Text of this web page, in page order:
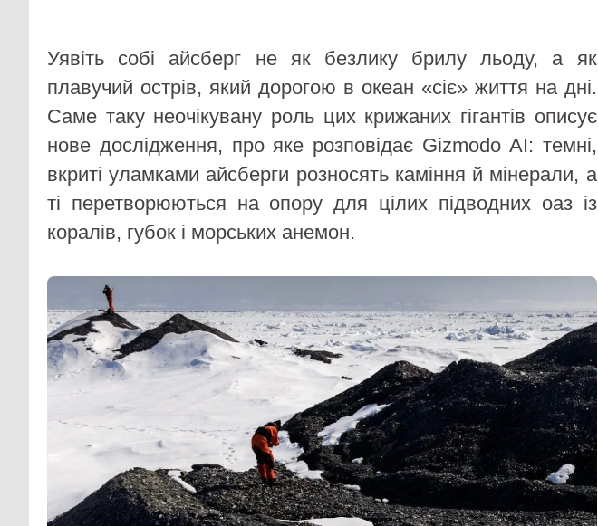
Уявіть собі айсберг не як безлику брилу льоду, а як
плавучий острів, який дорогою в океан «сіє» життя на дні.
Саме таку неочікувану роль цих крижаних гігантів описує
нове дослідження, про яке розповідає Gizmodo AI: темні,
вкриті уламками айсберги розносять каміння й мінерали, а
ті перетворюються на опору для цілих підводних оаз із
коралів, губок і морських анемон.